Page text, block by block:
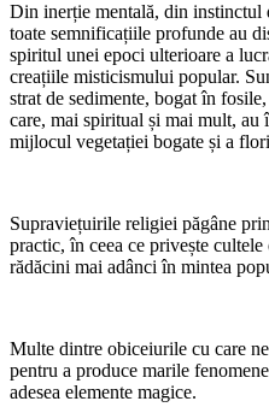
Din inerție mentală, din instinctul
toate semnificațiile profunde au
spiritul unei epoci ulterioare a
creațiile misticismului popular.
strat de sedimente, bogat în
care, mai spiritual și mai mult, au
mijlocul vegetației bogate și a
Supraviețuirile religiei păgâne
practic, în ceea ce privește
rădăcini mai adânci în mintea
Multe dintre obiceiurile cu care
pentru a produce marile
adesea elemente magice.